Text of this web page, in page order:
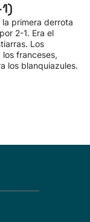
primera derrota
2-1. Era el
Los
franceses,
los blanquiazules.